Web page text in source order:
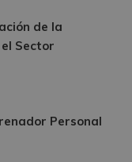
de la
Sector
Personal